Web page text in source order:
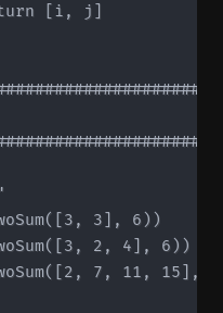
[i, j]
3], 6))
2, 4], 6))
7, 11, 15],